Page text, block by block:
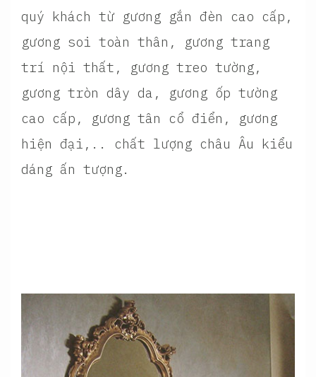
quý khách từ gương gắn đèn cao cấp,
gương soi toàn thân, gương trang
trí nội thất, gương treo tường,
gương tròn dây da, gương ốp tường
cao cấp, gương tân cổ điển, gương
hiện đại,.. chất lượng châu Âu kiểu
dáng ấn tượng.